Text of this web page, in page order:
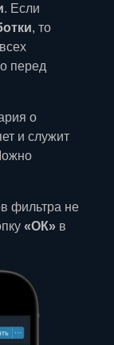
. Если
, то
перед
о
и служит
фильтра не
«ОК» в